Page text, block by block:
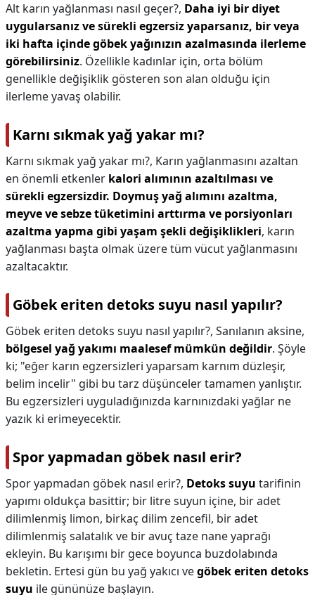
Alt karın yağlanması nasıl geçer?, Daha iyi bir diyet
uygularsanız ve sürekli egzersiz yaparsanız, bir veya
iki hafta içinde göbek yağınızın azalmasında ilerleme
görebilirsiniz. Özellikle kadınlar için, orta bölüm
genellikle değişiklik gösteren son alan olduğu için
ilerleme yavaş olabilir.
Karnı sıkmak yağ yakar mı?
Karnı sıkmak yağ yakar mı?, Karın yağlanmasını azaltan
en önemli etkenler kalori alımının azaltılması ve
sürekli egzersizdir. Doymuş yağ alımını azaltma,
meyve ve sebze tüketimini arttırma ve porsiyonları
azaltma yapma gibi yaşam şekli değişiklikleri, karın
yağlanması başta olmak üzere tüm vücut yağlanmasını
azaltacaktır.
Göbek eriten detoks suyu nasıl yapılır?
Göbek eriten detoks suyu nasıl yapılır?, Sanılanın aksine,
bölgesel yağ yakımı maalesef mümkün değildir. Şöyle
ki; "eğer karın egzersizleri yaparsam karnım düzleşir,
belim incelir" gibi bu tarz düşünceler tamamen yanlıştır.
Bu egzersizleri uyguladığınızda karnınızdaki yağlar ne
yazık ki erimeyecektir.
Spor yapmadan göbek nasıl erir?
Spor yapmadan göbek nasıl erir?, Detoks suyu tarifinin
yapımı oldukça basittir; bir litre suyun içine, bir adet
dilimlenmiş limon, birkaç dilim zencefil, bir adet
dilimlenmiş salatalık ve bir avuç taze nane yaprağı
ekleyin. Bu karışımı bir gece boyunca buzdolabında
bekletin. Ertesi gün bu yağ yakıcı vegöbek eriten detoks
suyu ile gününüze başlayın.